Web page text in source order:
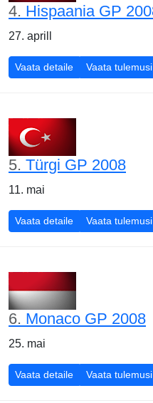
4. Hispaania GP
27. aprill
Vaata detaileHispaania GP
Vaata tulemusi
5. Türgi GP 2008
11. mai
Vaata detaileTürgi GP 2008
Vaata tulemusi
6. Monaco GP 2008
25. mai
Vaata detaileMonaco GP 2008
Vaata tulemusi